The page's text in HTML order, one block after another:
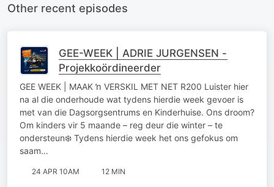
Other recent episodes
GEE-WEEK | ADRIE JURGENSEN -
Projekkoördineerder
GEE WEEK | MAAK ŉ VERSKIL MET NET R200 Luister hier
na al die onderhoude wat tydens hierdie week gevoer is
met van die Dagsorgsentrums en Kinderhuise. Ons droom?
Om kinders vir 5 maande – reg deur die winter – te
ondersteun❄️ Tydens hierdie week het ons gefokus om
saam…
24 APR 10AM 12 MIN